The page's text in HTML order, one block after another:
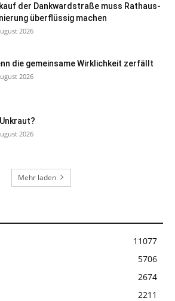
der Dankwardstraße muss Rathaus-
überflüssig machen
2026
die gemeinsame Wirklichkeit zerfällt
2026
2026
Mehr laden
11077
5706
2674
2211